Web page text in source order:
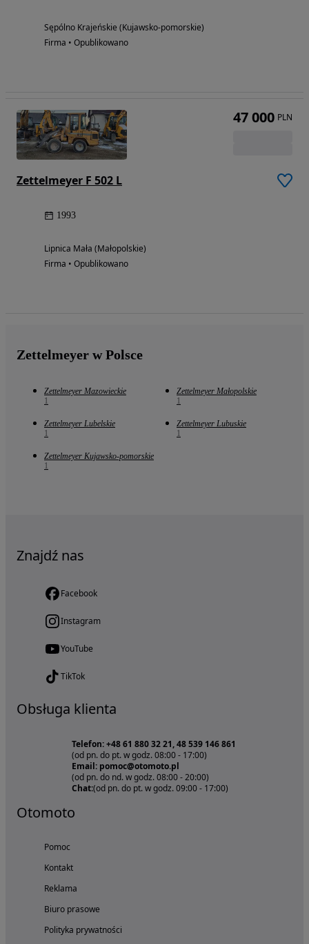
Sępólno Krajeńskie (Kujawsko-pomorskie)
Firma • Opublikowano
Zettelmeyer F 502 L
1993
Lipnica Mała (Małopolskie)
Firma • Opublikowano
47 000 PLN
Zettelmeyer w Polsce
Zettelmeyer Mazowieckie
1
Zettelmeyer Małopolskie
1
Zettelmeyer Lubelskie
1
Zettelmeyer Lubuskie
1
Zettelmeyer Kujawsko-pomorskie
1
Znajdź nas
Facebook
Instagram
YouTube
TikTok
Obsługa klienta
Telefon: +48 61 880 32 21, 48 539 146 861
(od pn. do pt. w godz. 08:00 - 17:00)
Email: pomoc@otomoto.pl
(od pn. do nd. w godz. 08:00 - 20:00)
Chat:(od pn. do pt. w godz. 09:00 - 17:00)
Otomoto
Pomoc
Kontakt
Reklama
Biuro prasowe
Polityka prywatności